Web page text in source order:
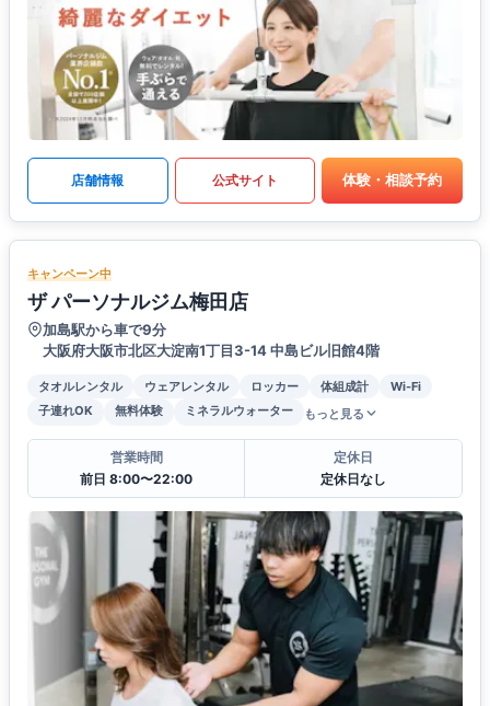
店舗情報 公式サイト 体験・相談予約
キャンペーン中
ザ パーソナルジム梅田店
加島駅から車で9分
大阪府大阪市北区大淀南1丁目3-14 中島ビル旧館4階
タオルレンタル ウェアレンタル ロッカー 体組成計
Wi-Fi
子連れOK
無料体験 ミネラルウォーター もっと見る
営業時間
前日 8:00〜22:00
定休日
定休日なし